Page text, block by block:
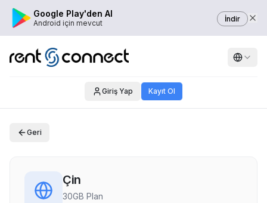
Google Play'den Al
Android için mevcut İndir
Giriş Yap Kayıt Ol
Geri
Çin
30GB Plan